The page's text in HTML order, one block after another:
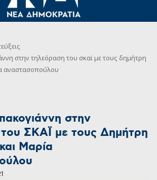
στην τηλεόραση του σκαϊ με τους δημήτρη
αναστασοπούλου
στην
ΣΚΑΪ με τους Δημήτρη
Μαρία